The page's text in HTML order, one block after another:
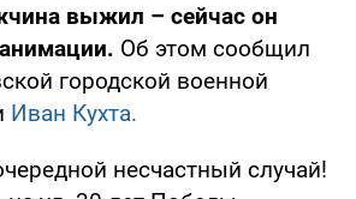
выжил – сейчас он
Об этом сообщил
городской военной
Иван Кухта.
несчастный случай!